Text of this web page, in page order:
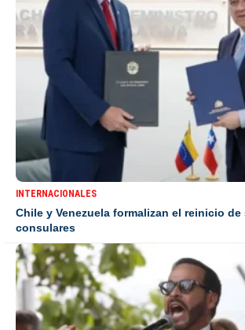
INTERNACIONALES
Chile y Venezuela formalizan el reinicio
consulares